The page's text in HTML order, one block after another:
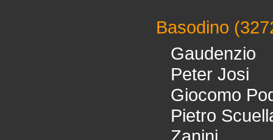
Basodino
Gaudenzio
Peter Josi
Giocomo
Pietro